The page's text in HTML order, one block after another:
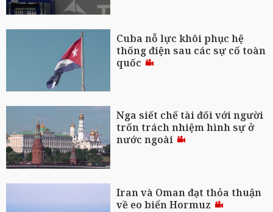
Cuba nỗ lực khôi phục hệ
thống điện sau các sự cố toàn
quốc
Nga siết chế tài đối với người
trốn trách nhiệm hình sự ở
nước ngoài
Iran và Oman đạt thỏa thuận
về eo biển Hormuz